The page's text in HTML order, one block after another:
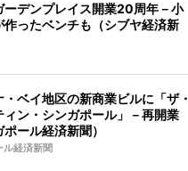
ーデンプレイス開業20周年－小
作ったベンチも（シブヤ経済新
・ベイ地区の新商業ビルに「ザ・
ィン・シンガポール」－再開業
ポール経済新聞）
ル経済新聞